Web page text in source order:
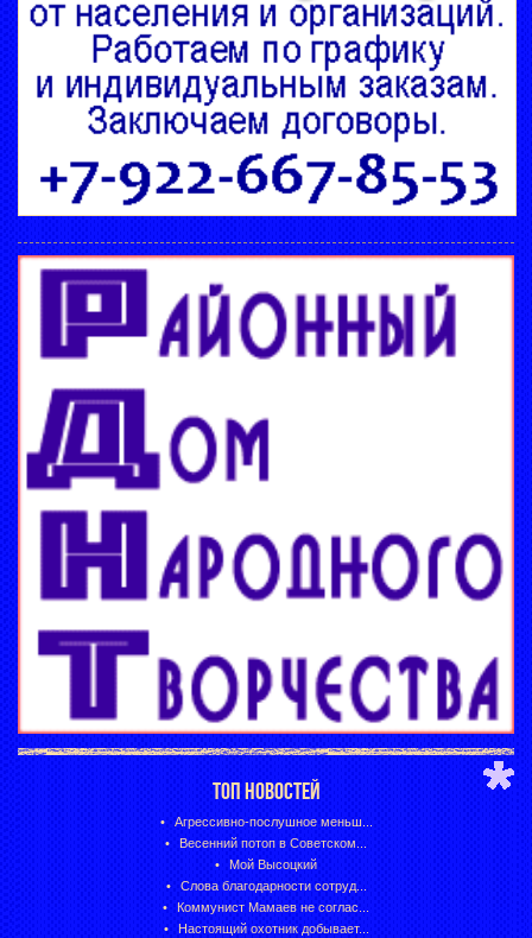
ТОП НОВОСТЕЙ
Агрессивно-послушное меньш...
Весенний потоп в Советском...
Мой Высоцкий
Слова благодарности сотруд...
Коммунист Мамаев не соглас...
Настоящий охотник добывает...